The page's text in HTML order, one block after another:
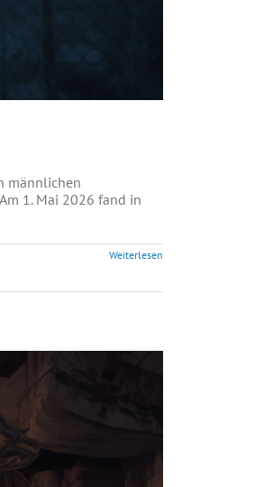
männlichen
1. Mai 2026 fand in
Weiterlesen